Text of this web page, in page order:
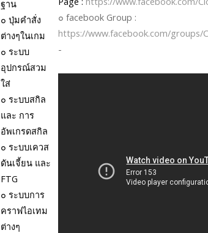
ฐาน
๐ ปุ่มคำสั่ง
ต่างๆในเกม
๐ ระบบ
อุปกรณ์สวม
ใส่
๐ ระบบสกิล
และ การ
อัพเกรดสกิล
๐ ระบบเควส
ดันเจี้ยน และ
FTG
๐ ระบบการ
คราฟไอเทม
ต่างๆ
๐ facebook Group :
https://www.facebook.com/groups/
-